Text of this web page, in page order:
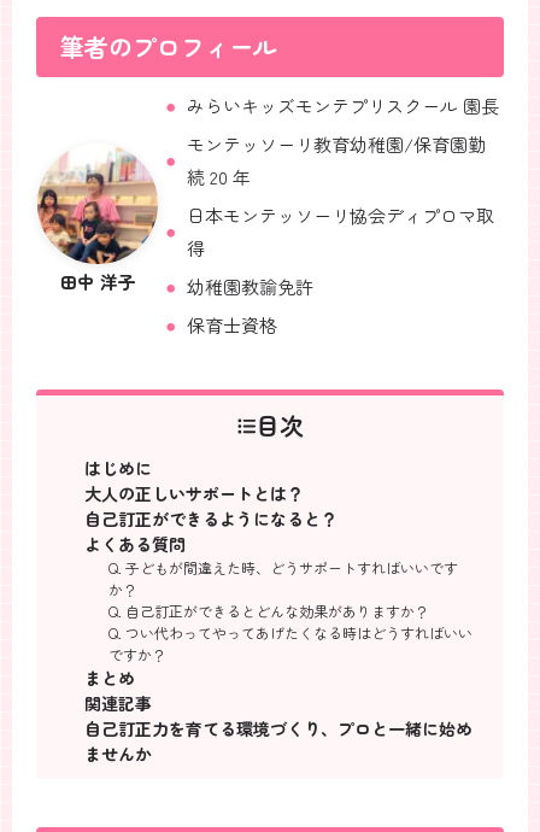
筆者のプロフィール
田中 洋子
みらいキッズモンテプリスクール 園長
モンテッソーリ教育幼稚園/保育園勤
続 20 年
日本モンテッソーリ協会ディプロマ取
得
幼稚園教諭免許
保育士資格
目次
はじめに
大人の正しいサポートとは？
自己訂正ができるようになると？
よくある質問
Q. 子どもが間違えた時、どうサポートすればいいです
か？
Q. 自己訂正ができるとどんな効果がありますか？
Q. つい代わってやってあげたくなる時はどうすればいい
ですか？
まとめ
関連記事
自己訂正力を育てる環境づくり、プロと一緒に始め
ませんか